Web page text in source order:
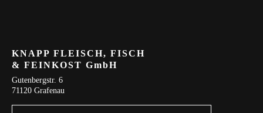
KNAPP FLEISCH, FISCH
& FEINKOST GmbH
Gutenbergstr. 6
71120 Grafenau